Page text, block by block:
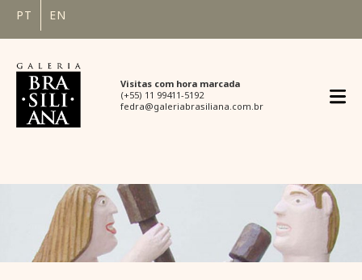
PT EN
Visitas com hora marcada
(+55) 11 99411-5192
fedra@galeriabrasiliana.com.br